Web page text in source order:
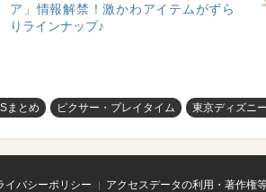
ア」情報解禁！激かわアイテムがずら
りラインナップ♪
まとめ ピクサー・プレイタイム 東京ディズニ
イバシーポリシー アクセスデータの利用・著作権